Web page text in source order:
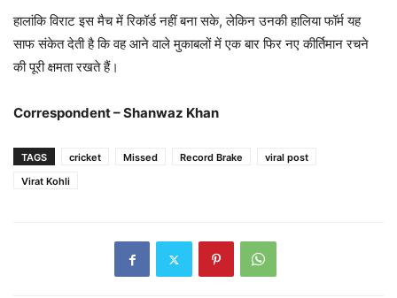
हालांकि विराट इस मैच में रिकॉर्ड नहीं बना सके, लेकिन उनकी हालिया फॉर्म यह
साफ संकेत देती है कि वह आने वाले मुकाबलों में एक बार फिर नए कीर्तिमान रचने
की पूरी क्षमता रखते हैं।
Correspondent – Shanwaz Khan
TAGS cricket Missed Record Brake
viral post
Virat Kohli